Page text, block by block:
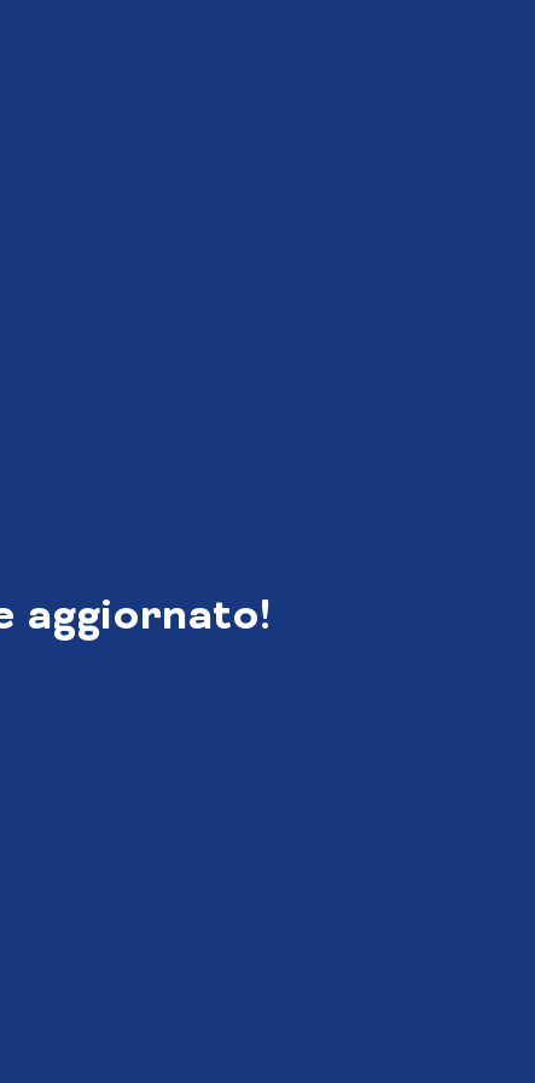
aggiornato!